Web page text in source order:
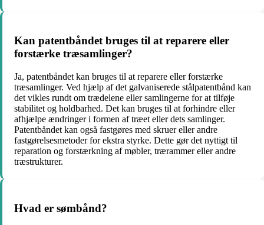
Kan patentbåndet bruges til at reparere eller
forstærke træsamlinger?
Ja, patentbåndet kan bruges til at reparere eller forstærke
træsamlinger. Ved hjælp af det galvaniserede stålpatentbånd kan
det vikles rundt om trædelene eller samlingerne for at tilføje
stabilitet og holdbarhed. Det kan bruges til at forhindre eller
afhjælpe ændringer i formen af træet eller dets samlinger.
Patentbåndet kan også fastgøres med skruer eller andre
fastgørelsesmetoder for ekstra styrke. Dette gør det nyttigt til
reparation og forstærkning af møbler, trærammer eller andre
træstrukturer.
Hvad er sømbånd?